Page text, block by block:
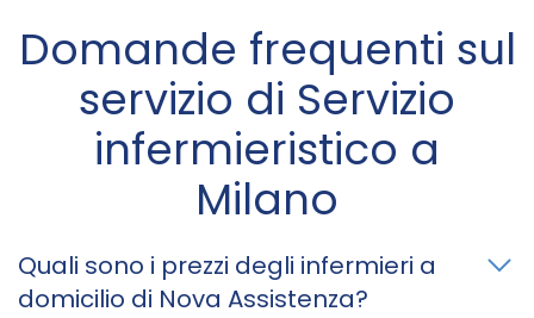
Domande frequenti sul
servizio di Servizio
infermieristico a
Milano
Quali sono i prezzi degli infermieri a
domicilio di Nova Assistenza?